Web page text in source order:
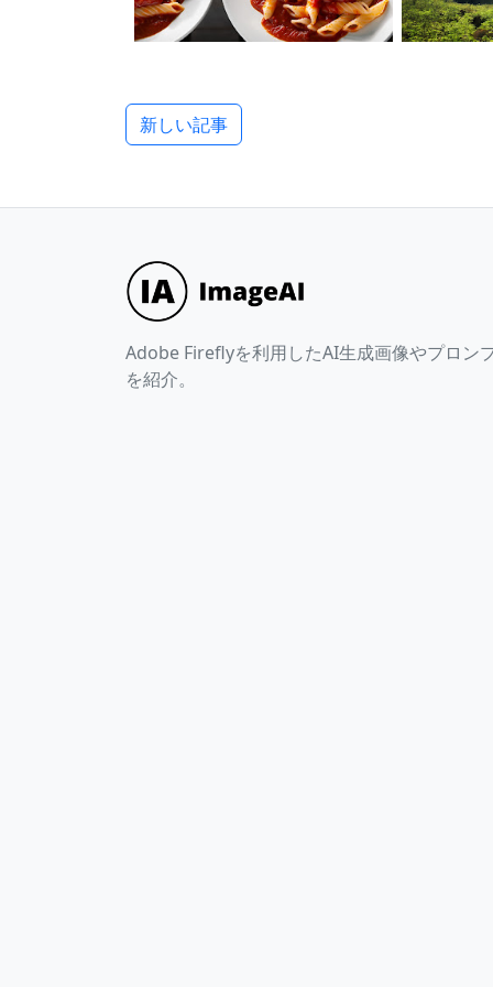
新しい記事
Adobe Fireflyを利用したAI生成画像やプロン
を紹介。